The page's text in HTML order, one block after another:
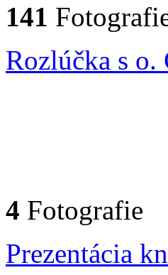
141
Rozlúčka s o.
4 Fotografie
Prezentácia